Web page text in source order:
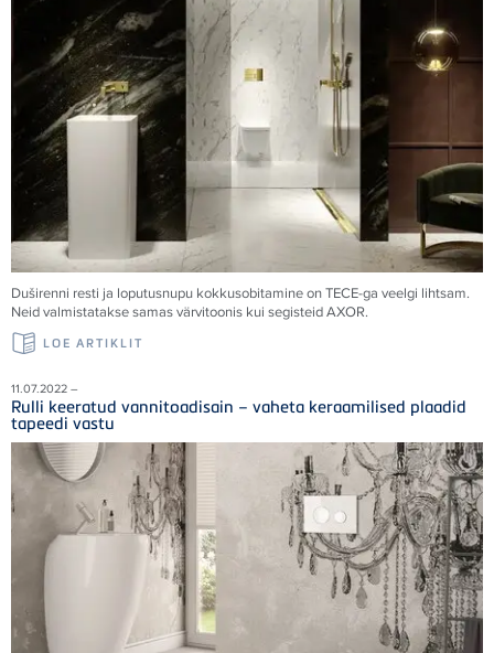
Duširenni resti ja loputusnupu kokkusobitamine onTECE-ga veelgi lihtsam.
Neid valmistatakse samas värvitoonis kui segisteid AXOR.
LOE ARTIKLIT
11.07.2022 –
Rulli keeratud vannitoadisain – vaheta keraamilised plaadid
tapeedi vastu